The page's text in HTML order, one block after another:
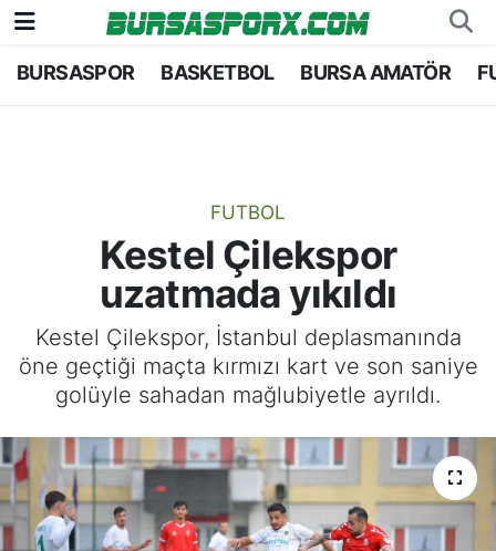
BURSASPOR BASKETBOL BURSA AMATÖR
FUTBOL
Kestel Çilekspor
uzatmada yıkıldı
Kestel Çilekspor, İstanbul deplasmanında
öne geçtiği maçta kırmızı kart ve son saniye
golüyle sahadan mağlubiyetle ayrıldı.
Bursaspor
Bursa Amatör
Hentbol
Voleybol
Bursa Nöbetçi Eczaneler
Bursa Trafik Yoğunluk Haritası
TFF 2.Lig Kırmızı Grup Puan Durumu ve Fikstür
Tüm Manşetler
Haber Arşivi